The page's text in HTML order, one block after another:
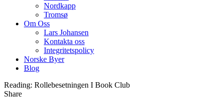
Nordkapp
Tromsø
Om Oss
Lars Johansen
Kontakta oss
Integritetspolicy
Norske Byer
Blog
Reading: Rollebesetningen I Book Club
Share